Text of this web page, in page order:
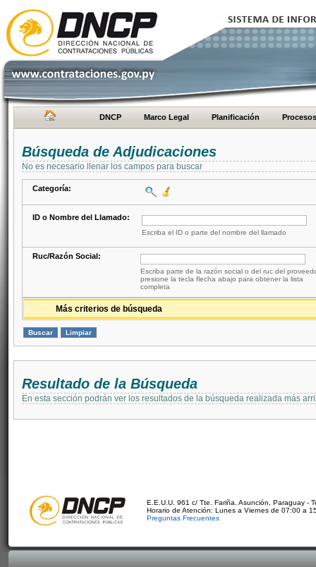
DNCP Marco Legal Planificación Procesos
Búsqueda de Adjudicaciones
No es necesario llenar los campos para buscar
Categoría:
ID o Nombre del Llamado:
Escriba el ID o parte del nombre del llamado
Ruc/Razón Social:
Escriba parte de la razón social o del ruc del
presione la tecla flecha abajo para obtener la lista
completa
Más criterios de búsqueda
Resultado de la Búsqueda
En esta sección podrán ver los resultados de la búsqueda realizada más
E.E.U.U. 961 c/ Tte. Fariña. Asunción, Paraguay -
Horario de Atención: Lunes a Viernes de 07:00 a
Preguntas Frecuentes